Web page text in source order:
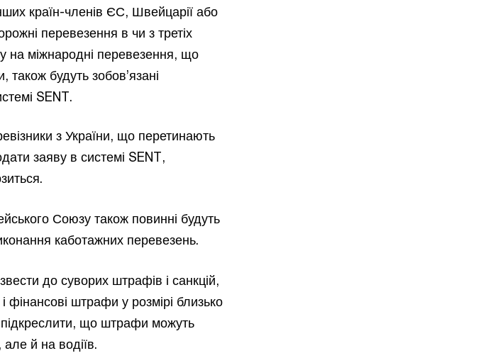
країн-членів ЄС, Швейцарії або
перевезення в чи з третіх
на міжнародні перевезення, що
будуть зобов’язані
SENT.
з України, що перетинають
заяву в системі SENT,
Союзу також повинні будуть
каботажних перевезень.
до суворих штрафів і санкцій,
фінансові штрафи у розмірі близько
що штрафи можуть
й на водіїв.